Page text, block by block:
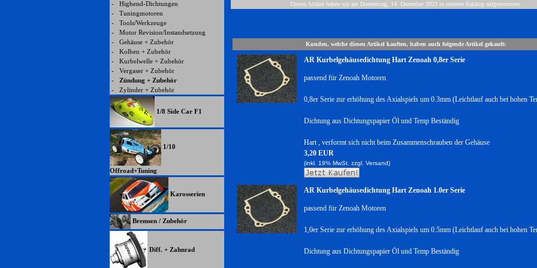
- Highend-Dichtungen
- Tuningmotoren
- Tools/Werkzeuge
- Motor Revision/Instandsetzung
- Gehäuse + Zubehör
- Kolben + Zubehör
- Kurbelwelle + Zubehör
- Vergaser + Zubehör
- Zündung + Zubehör
- Zylinder + Zubehör
1/8 Side Car F1
1/10
Offroad+Tuning
Karosserien
Bremsen / Zubehör
Diff. + Zahnrad
Diesen Artikel haben wir am Donnerstag, 14. Dezember 2023 in unseren Katalog aufgenommen.
Kunden, welche diesen Artikel kauften, haben auch folgende Artikel gekauft:
AR Kurbelgehäusedichtung Hart Zenoah 0,8er Serie
passend für Zenoah Motoren
0,8er Serie zur erhöhung des Axialspiels um 0.3mm (Leichtlauf auch bei hohen
Dichtung aus Dichtungspapier Öl und Temp Beständig
Hart , verformt sich nicht beim Zusammenschrauben der Gehäuse
3,20 EUR
(inkl. 19% MwSt. zzgl. Versand)
AR Kurbelgehäusedichtung Hart Zenoah 1.0er Serie
passend für Zenoah Motoren
1,0er Serie zur erhöhung des Axialspiels um 0.5mm (Leichtlauf auch bei hohen
Dichtung aus Dichtungspapier Öl und Temp Beständig